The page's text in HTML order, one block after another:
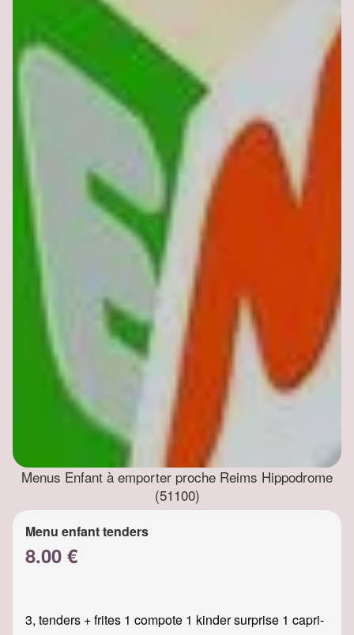
Menus Enfant à emporter proche Reims Hippodrome
(51100)
Menu enfant tenders
8.00 €
3, tenders + frites 1 compote 1 kinder surprise 1 capri-